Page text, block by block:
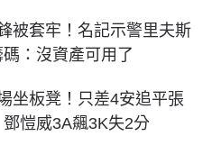
被套牢！名記示警里夫斯
：沒資產可用了
坐板凳！只差4安追平張
愷威3A飆3K失2分